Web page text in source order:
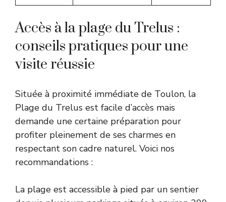
Accès à la plage du Trelus :
conseils pratiques pour une
visite réussie
Située à proximité immédiate de Toulon, la
Plage du Trelus est facile d’accès mais
demande une certaine préparation pour
profiter pleinement de ses charmes en
respectant son cadre naturel. Voici nos
recommandations :
La plage est accessible à pied par un sentier